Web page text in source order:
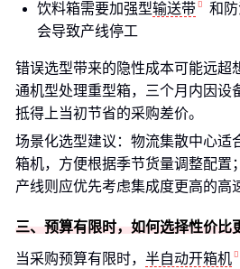
饮料箱需要加强型输送带
和
会导致产线停工
错误选型带来的隐性成本可能远超
通机型处理重型箱，三个月内因设
抵得上当初节省的采购差价。
场景化选型建议：物流集散中心适
箱机，方便根据季节货量调整配置
产线则应优先考虑集成度更高的高
三、预算有限时，如何选择性价比
当采购预算有限时， 半自动开箱机